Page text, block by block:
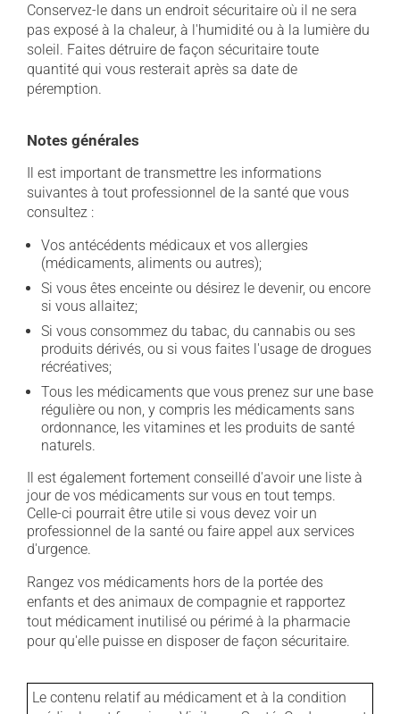
Conservez-le dans un endroit sécuritaire où il ne sera
pas exposé à la chaleur, à l'humidité ou à la lumière du
soleil. Faites détruire de façon sécuritaire toute
quantité qui vous resterait après sa date de
péremption.
Notes générales
Il est important de transmettre les informations
suivantes à tout professionnel de la santé que vous
consultez :
Vos antécédents médicaux et vos allergies
(médicaments, aliments ou autres);
Si vous êtes enceinte ou désirez le devenir, ou encore
si vous allaitez;
Si vous consommez du tabac, du cannabis ou ses
produits dérivés, ou si vous faites l'usage de drogues
récréatives;
Tous les médicaments que vous prenez sur une base
régulière ou non, y compris les médicaments sans
ordonnance, les vitamines et les produits de santé
naturels.
Il est également fortement conseillé d'avoir une liste à
jour de vos médicaments sur vous en tout temps.
Celle-ci pourrait être utile si vous devez voir un
professionnel de la santé ou faire appel aux services
d'urgence.
Rangez vos médicaments hors de la portée des
enfants et des animaux de compagnie et rapportez
tout médicament inutilisé ou périmé à la pharmacie
pour qu'elle puisse en disposer de façon sécuritaire.
Le contenu relatif au médicament et à la condition